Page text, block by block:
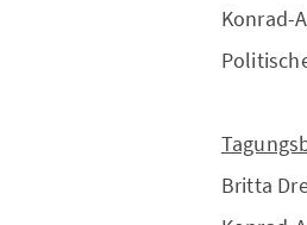
Konrad-
Britta